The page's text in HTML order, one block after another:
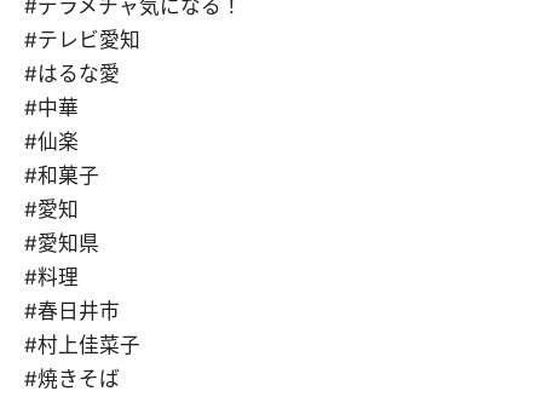
#デラメチャ気になる！
#テレビ愛知
#はるな愛
#中華
#仙楽
#和菓子
#愛知
#愛知県
#料理
#春日井市
#村上佳菜子
#焼きそば